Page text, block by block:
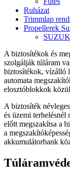
Ruházat
Trimmlap
Propellerek
A biztosítékok és
szolgálják túláram
biztosítékok, vízálló
automata
elosztóblokkok
A biztosíték
és üzemi terhelésnél
előtt megszakítsa a
a
akkumulátorbank